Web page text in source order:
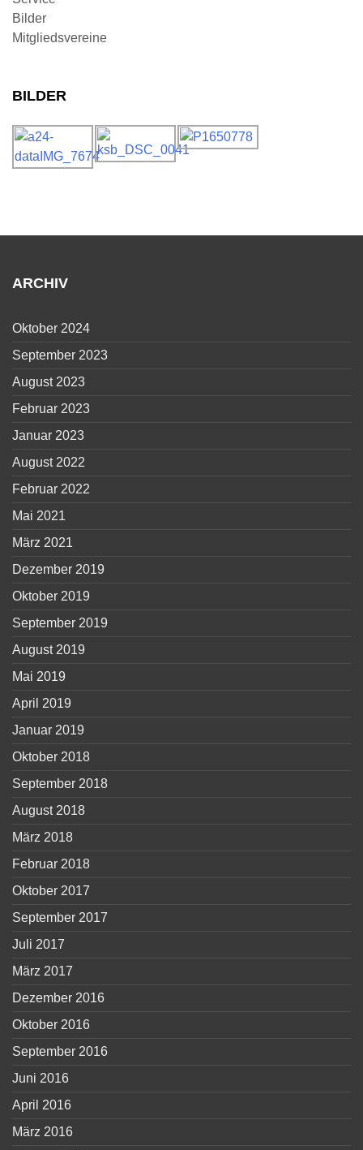
Bilder
Mitgliedsvereine
BILDER
ARCHIV
Oktober 2024
September 2023
August 2023
Februar 2023
Januar 2023
August 2022
Februar 2022
Mai 2021
März 2021
Dezember 2019
Oktober 2019
September 2019
August 2019
Mai 2019
April 2019
Januar 2019
Oktober 2018
September 2018
August 2018
März 2018
Februar 2018
Oktober 2017
September 2017
Juli 2017
März 2017
Dezember 2016
Oktober 2016
September 2016
Juni 2016
April 2016
März 2016